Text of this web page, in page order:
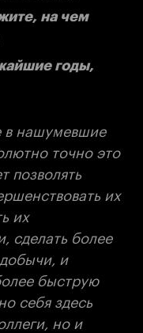
на чем
годы,
нашумевшие
точно это
позволять
их
их
сделать более
и
быструю
себя здесь
но и